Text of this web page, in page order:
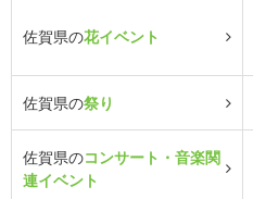
佐賀県の花イベント
佐賀県の祭り
佐賀県のコンサート・音楽関
連イベント